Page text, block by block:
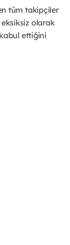
tüm takipçiler
eksiksiz olarak
ettiğini